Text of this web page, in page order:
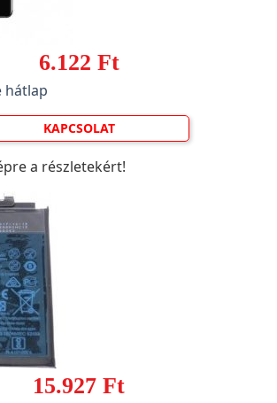
6.122 Ft
hátlap
KAPCSOLAT
a részletekért!
15.927 Ft